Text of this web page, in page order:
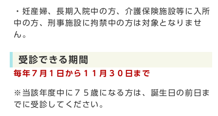
・妊産婦、長期入院中の方、介護保険施設等に入所
中の方、刑事施設に拘禁中の方は対象となりませ
ん。
受診できる期間
毎年７月１日から１１月３０日まで
※当該年度中に７５歳になる方は、誕生日の前日ま
でに受診してください。